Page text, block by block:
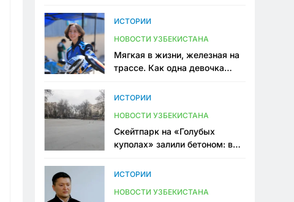
ИСТОРИИ
НОВОСТИ УЗБЕКИСТАНА
Мягкая в жизни, железная на
трассе. Как одна девочка
Узбекистане
ИСТОРИИ
НОВОСТИ УЗБЕКИСТАНА
Скейтпарк на «Голубых
куполах» залили бетоном: в
одно общественное
ИСТОРИИ
НОВОСТИ УЗБЕКИСТАНА